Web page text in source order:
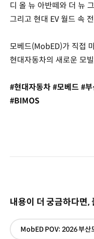
디 올 뉴 아반떼와 더 뉴
그리고 현대 EV 월드 속
모베드(MobED)가 직접
현대자동차의 새로운 모
#현대자동차 #모베드 #
#BIMOS
내용이 더 궁금하다면,
MobED POV: 2026 부산